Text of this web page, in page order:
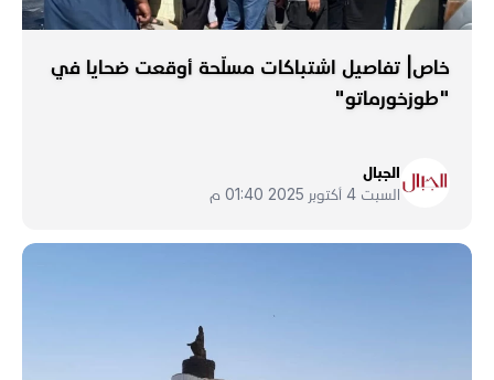
خاص| تفاصيل اشتباكات مسلّحة أوقعت ضحايا في
"طوزخورماتو"
الجبال
السبت 4 أكتوبر 2025 01:40 م